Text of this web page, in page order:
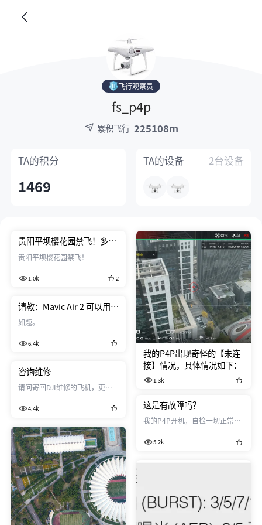
飞行观察员
fs_p4p
累积飞行 225108m
TA的积分
1469
TA的设备 2台设备
贵阳平坝樱花园禁飞！多人
找飞机。
贵阳平坝樱花园禁飞！
1.0k 2
我的P4P出现奇怪的【未连
接】情况，具体情况如下：
1.3k
请教：Mavic Air 2 可以用
DJI Go 4 作为遥控APP吗？
如题。
6.4k
咨询维修
请问寄回DJI维修的飞机，更换
寄回来吗？
4.4k 这是有故障吗？
我的P4P开机，自检一切正常，
米高低处悬停也很稳定，左右
为什么自检又正常，还能飞呢？
这时有什么问题？
5.2k